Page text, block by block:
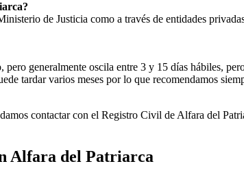
?
de Justicia como a través de entidades
generalmente oscila entre 3 y 15 días hábiles,
tardar varios meses por lo que recomendamos
contactar con el Registro Civil de Alfara del
Alfara del Patriarca